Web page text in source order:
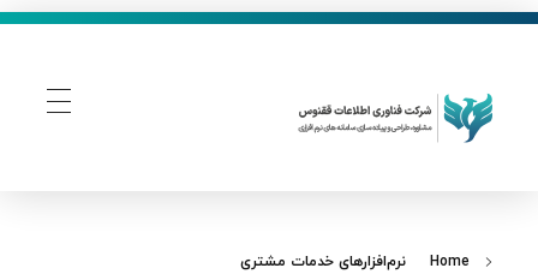
Home نرم‌افزارهای خدمات مشتری